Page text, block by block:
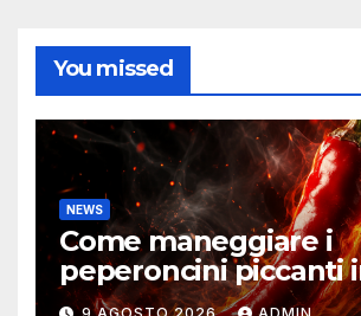
You missed
NEWS
Come maneggiare i
peperoncini piccanti
sicurezza